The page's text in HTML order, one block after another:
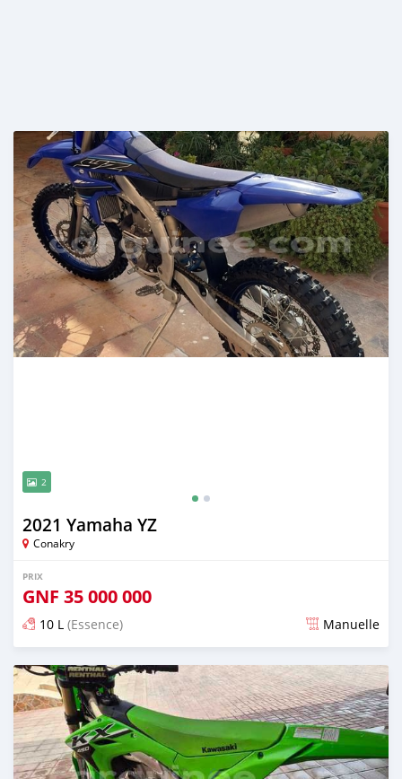
2
2021 Yamaha YZ
Conakry
PRIX
GNF 35 000 000
10 L (Essence) Manuelle
Publié il y a presque 2 ans